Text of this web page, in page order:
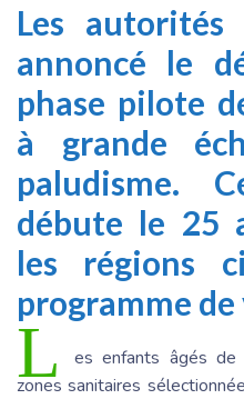
Les autorités
annoncé le
phase pilote
à grande
paludisme.
débute le 25
les régions
programme
L
es enfants âgés
zones sanitaires